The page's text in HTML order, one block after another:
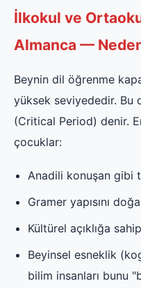
İlkokul ve
Almanca —
Beynin dil öğrenme
yüksek seviyededir. Bu
(Critical Period) denir.
çocuklar:
Anadili konuşan gibi
Gramer yapısını
Kültürel açıklığa
Beyinsel esneklik
bilim insanları bunu